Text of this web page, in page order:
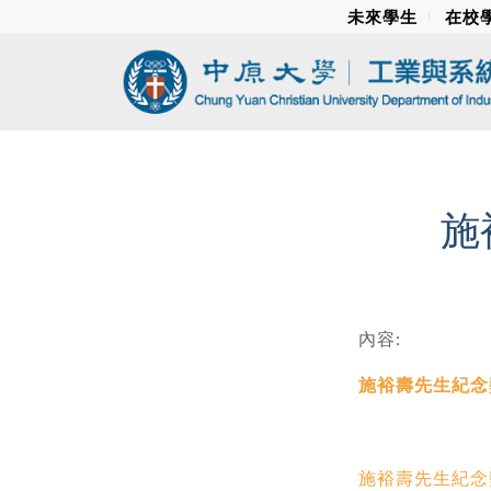
未來學生 在校
施
內容:
施裕壽先生紀
施裕壽先生紀